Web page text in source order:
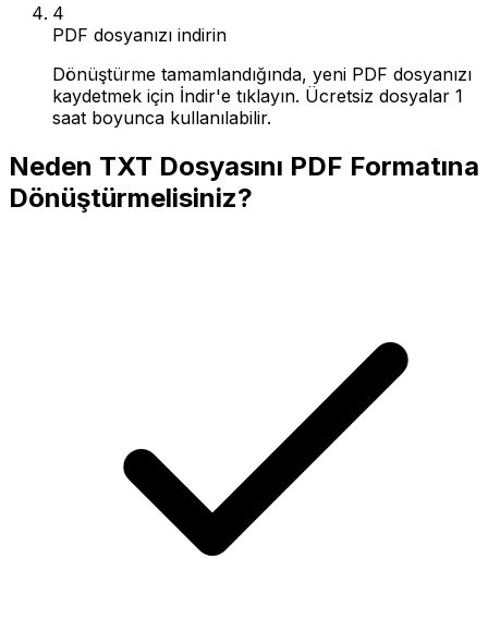
4
PDF dosyanızı indirin
Dönüştürme tamamlandığında, yeni PDF dosyanızı
kaydetmek için İndir'e tıklayın. Ücretsiz dosyalar 1
saat boyunca kullanılabilir.
Neden TXT Dosyasını PDF Formatına
Dönüştürmelisiniz?